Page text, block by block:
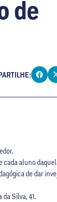
de
cada aluno
de dar
Silva, 41.